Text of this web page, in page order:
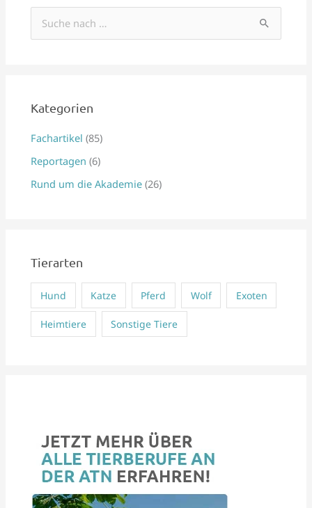
e
n
a
c
Kategorien
Fachartikel (85)
Reportagen (6)
Rund um die Akademie (26)
Tierarten
Hund Katze Pferd Wolf Exoten
Heimtiere Sonstige Tiere